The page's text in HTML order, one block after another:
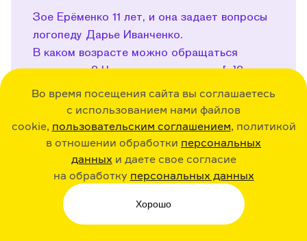
Во время посещения сайта вы соглашаетесь
с использованием нами файлов
cookie, пользовательским соглашением, политикой
в отношении обработки персональных
данных и даете свое согласие
на обработку персональных данных
Хорошо
Зое Ерёменко 11 лет, и она задает вопросы
логопеду Дарье Иванченко.
В каком возрасте можно обращаться
к логопеду? Что сложного в звуке [р]?
Почему работа некоторых логопедов
похожа на безумное веселье? Как сделать
«грибок» языком? Для чего логопеду
коктейльные палочки? И могут ли сами
логопеды без запинок произносить
скороговорки?
Подробнее...